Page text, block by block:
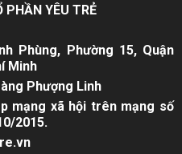
PHẦN YÊU TRẺ
Phùng, Phường 15, Quận
Minh
Phượng Linh
mạng xã hội trên mạng số
2015.